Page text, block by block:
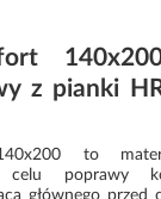
z pianki
to
celu poprawy
głównego przed